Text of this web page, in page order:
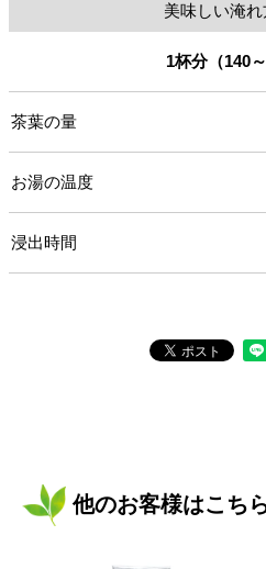
美味しい淹
1杯分（140～
茶葉の量
お湯の温度
浸出時間
他のお客様はこち